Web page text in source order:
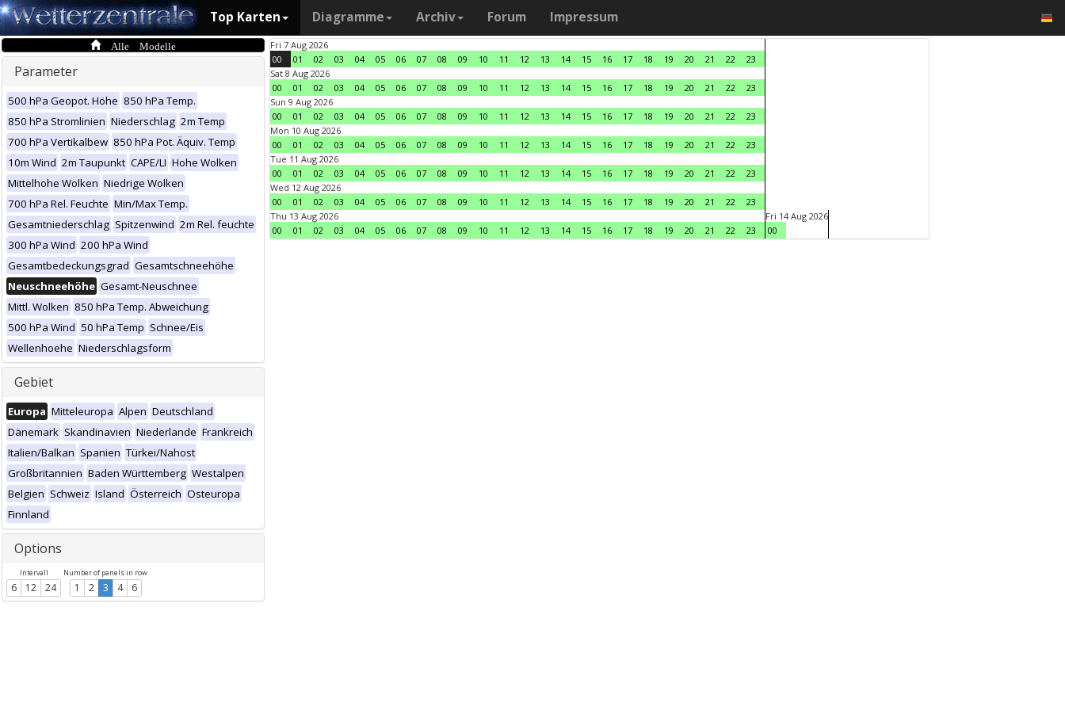
Top Karten Diagramme Archiv Forum Impressum
Alle Modelle
Parameter
500 hPa Geopot. Höhe 850 hPa Temp.
850 hPa Stromlinien Niederschlag 2m Temp
700 hPa Vertikalbew 850 hPa Pot. Äquiv. Temp
10m Wind 2m Taupunkt CAPE/LI Hohe Wolken
Mittelhohe Wolken Niedrige Wolken
700 hPa Rel. Feuchte Min/Max Temp.
Gesamtniederschlag Spitzenwind 2m Rel. feuchte
300 hPa Wind 200 hPa Wind
Gesamtbedeckungsgrad Gesamtschneehöhe
Neuschneehöhe Gesamt-Neuschnee
Mittl. Wolken 850 hPa Temp. Abweichung
500 hPa Wind 50 hPa Temp Schnee/Eis
Wellenhoehe Niederschlagsform
Gebiet
Europa Mitteleuropa Alpen Deutschland
Dänemark Skandinavien Niederlande Frankreich
Italien/Balkan Spanien Türkei/Nahost
Großbritannien Baden Württemberg Westalpen
Belgien Schweiz Island Österreich Osteuropa
Finnland
Options
Intervall
6 12 24
Number of panels in row
1 2 3 4 6
Fri 7 Aug 2026
00
01 02 03 04 05 06 07 08 09 10 11 12 13 14 15 16 17 18 19 20 21 22
23
Sat 8 Aug 2026
00
01 02 03 04 05 06 07 08 09 10 11 12 13 14 15 16 17 18 19 20 21 22
23
Sun 9 Aug 2026
00
01 02 03 04 05 06 07 08 09 10 11 12 13 14 15 16 17 18 19 20 21 22
23
Mon 10 Aug 2026
00
01 02 03 04 05 06 07 08 09 10 11 12 13 14 15 16 17 18 19 20 21 22
23
Tue 11 Aug 2026
00
01 02 03 04 05 06 07 08 09 10 11 12 13 14 15 16 17 18 19 20 21 22
23
Wed 12 Aug 2026
00
01 02 03 04 05 06 07 08 09 10 11 12 13 14 15 16 17 18 19 20 21 22
23
Thu 13 Aug 2026
00
01 02 03 04 05 06 07 08 09 10 11 12 13 14 15 16 17 18 19 20 21 22 23
Fri 14 Aug 2026
00